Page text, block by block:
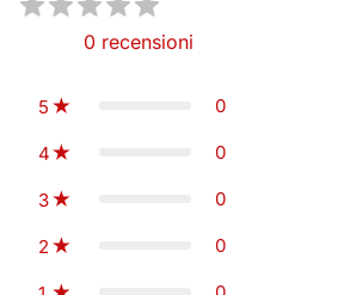
0 recensioni
5 0
4 0
3 0
2 0